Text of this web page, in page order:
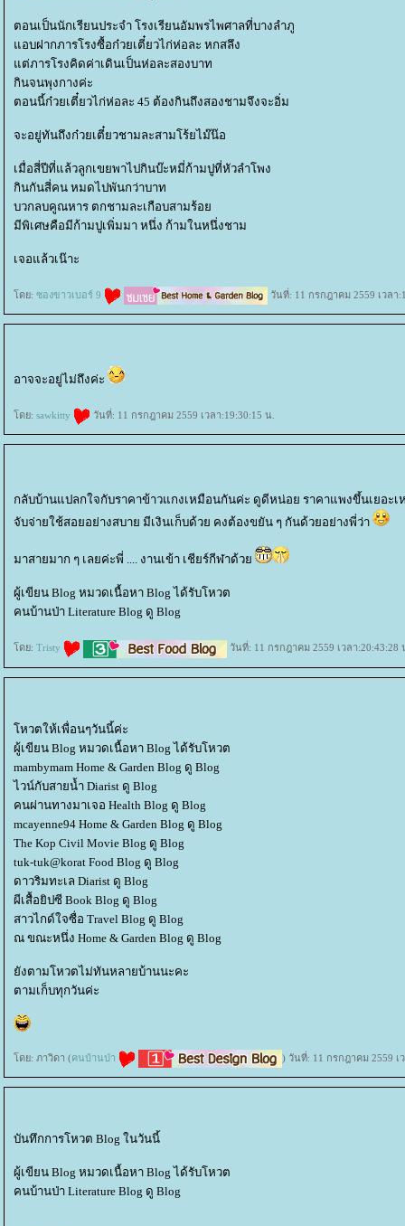
ตอนเป็นนักเรียนประจำ โรงเรียนอัมพรไพศาลที่บางลำภู
อบฝากภารโรงซื้อก๋วยเตี๋ยวไก่ห่อละ หกสลึง
ต่ภารโรงคิดค่าเดินเป็นห่อละสองบาท
กินจนพุงกางค่ะ
ตอนนี้ก๋วยเตี๋ยวไก่ห่อละ 45 ต้องกินถึงสองชามจึงจะอิ่ม
จะอยู่ทันถึงก๋วยเตี๋ยวชามละสามโร้ยไม๊น๊อ
เมื่อสี่ปีที่แล้วลูกเขยพาไปกินบ๊ะหมี่ก้ามปูที่หัวลำโพง
กินกันสี่คน หมดไปพันกว่าบาท
บวกลบคูณหาร ตกชามละเกือบสามร้อ
มีพิเศษคือมีก้ามปูเพิ่มมา หนึ่ง ก้ามในหนึ่งชาม
เจอแล้วเน๊าะ
ดย: ซองขาวเบอร์ 9 วันที่: 11 กรกฎาคม 2559 เวลา
อาจจะอยู่ไม่ถึงค่ะ
ดย: sawkitty วันที่: 11 กรกฎาคม 2559 เวลา:19:30:15 น.
กลับบ้านแปลกใจกับราคาข้าวแกงเหมือนกันค่ะ ดูดีหน่อย ราคาแพงขึ้นเยอะ
จับจ่ายใช้สอยอย่างสบาย มีเงินเก็บด้วย คงต้องขยัน ๆ กันด้วยอย่างพี่ว่า
มาสายมาก ๆ เลยค่ะพี่ .... งานเข้า เชียร์กีฬาด้ว
ผู้เขียน Blog หมวดเนื้อหา Blog ได้รับโหวต
คนบ้านป่า Literature Blog ดู Blog
ดย: Tristy วันที่: 11 กรกฎาคม 2559 เวลา:20:43:28
หวตให้เพื่อนๆวันนี้ค่ะ
ผู้เขียน Blog หมวดเนื้อหา Blog ได้รับโหวต
mambymam Home & Garden Blog ดู Blog
ไวน์กับสายน้ำ Diarist ดู Blog
คนผ่านทางมาเจอ Health Blog ดู Blog
mcayenne94 Home & Garden Blog ดู Blog
The Kop Civil Movie Blog ดู Blog
tuk-tuk@korat Food Blog ดู Blog
ดาวริมทะเล Diarist ดู Blog
ผีเสื้อยิปซี Book Blog ดู Blog
สาวไกด์ใจซื่อ Travel Blog ดู Blog
ณ ขณะหนึ่ง Home & Garden Blog ดู Blog
ังตามโหวตไม่ทันหลายบ้านนะคะ
ตามเก็บทุกวันค่ะ
ดย: ภาวิดา (คนบ้านป่า ) วันที่: 11 กรกฎาคม 2559 เ
บันทึกการโหวต Blog ในวันนี้
ผู้เขียน Blog หมวดเนื้อหา Blog ได้รับโหวต
คนบ้านป่า Literature Blog ดู Blog